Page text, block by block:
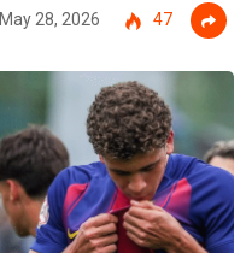
May 28, 2026 47